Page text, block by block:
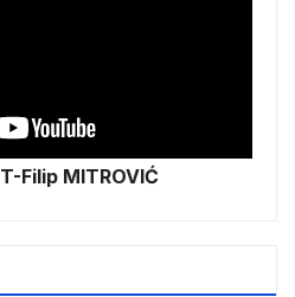
Filip MITROVIĆ